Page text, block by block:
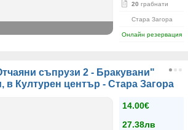
20 грабнати
Стара Загора
Онлайн резервация
съпрузи 2 - Бракувани"
в Културен център - Стара Загора
14.00€
27.38лв